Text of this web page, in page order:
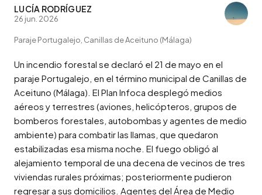
LUCÍA RODRÍGUEZ
26 jun. 2026
Paraje Portugalejo, Canillas de Aceituno (Málaga)
Un incendio forestal se declaró el 21 de mayo en el
paraje Portugalejo, en el término municipal de Canillas de
Aceituno (Málaga). El Plan Infoca desplegó medios
aéreos y terrestres (aviones, helicópteros, grupos de
bomberos forestales, autobombas y agentes de medio
ambiente) para combatir las llamas, que quedaron
estabilizadas esa misma noche. El fuego obligó al
alejamiento temporal de una decena de vecinos de tres
viviendas rurales próximas; posteriormente pudieron
regresar a sus domicilios. Agentes del Área de Medio